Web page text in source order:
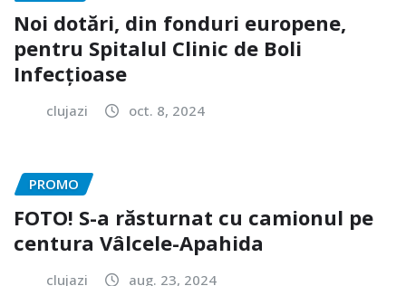
Noi dotări, din fonduri europene,
pentru Spitalul Clinic de Boli
Infecțioase
clujazi oct. 8, 2024
PROMO
FOTO! S-a răsturnat cu camionul pe
centura Vâlcele-Apahida
clujazi aug. 23, 2024